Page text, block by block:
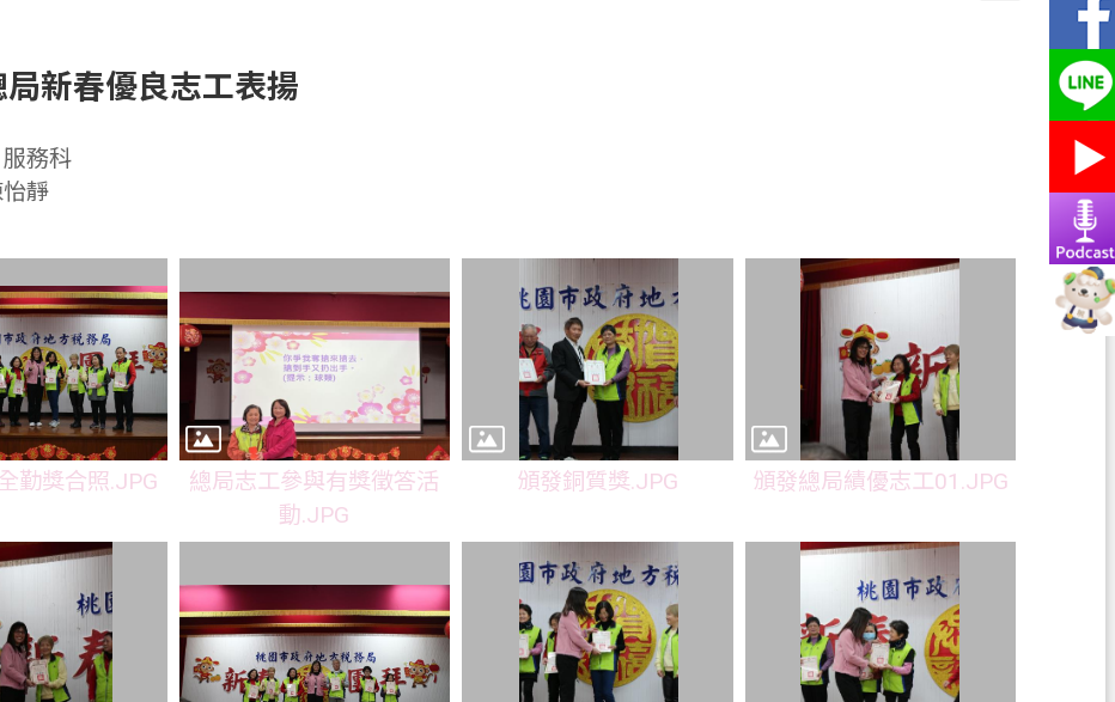
局新春優良志工表揚
務科
靜
勤獎合照.JPG
總局志工參與有獎徵答活
動.JPG
頒發銅質獎.JPG 頒發總局績優志工01.JPG